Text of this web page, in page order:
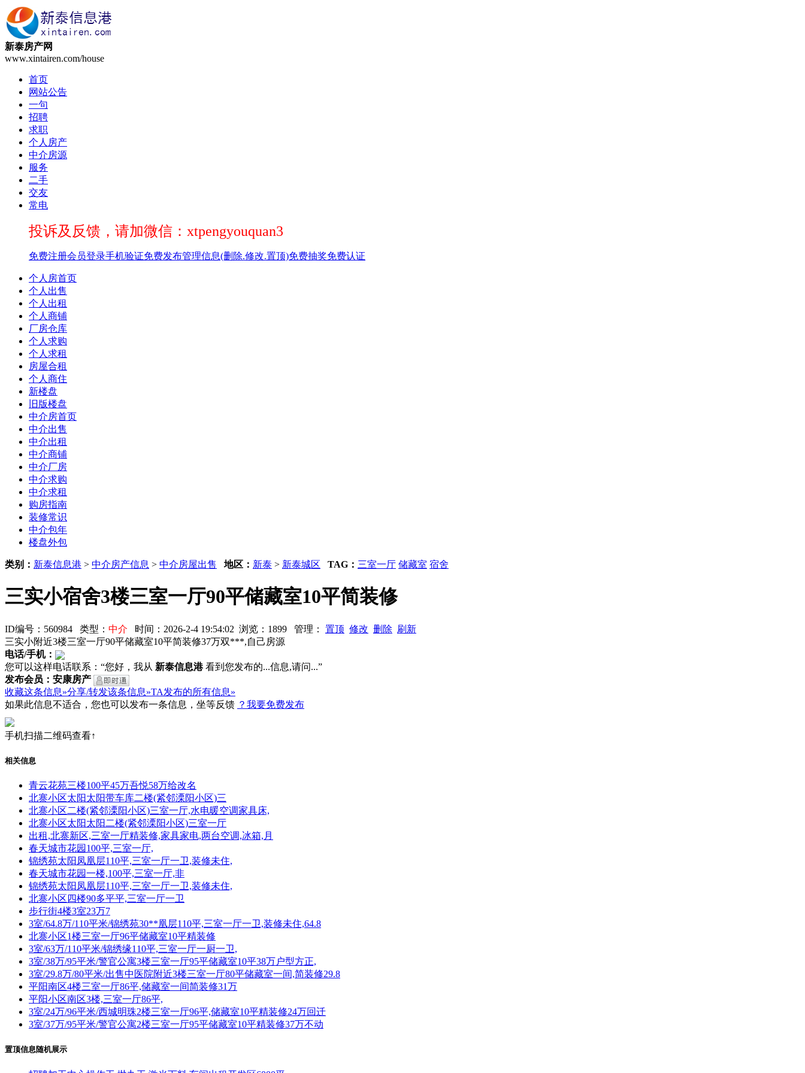
新泰房产网
www.xintairen.com/house
首页
网站公告
一句
招聘
求职
个人房产
中介房源
服务
二手
交友
常电
投诉及反馈，请加微信：xtpengyouquan3
免费注册会员登录手机验证免费发布管理信息(删除.修改.置顶)免费抽奖免费认证
个人房首页
个人出售
个人出租
个人商铺
厂房仓库
个人求购
个人求租
房屋合租
个人商住
新楼盘
旧版楼盘
中介房首页
中介出售
中介出租
中介商铺
中介厂房
中介求购
中介求租
购房指南
装修常识
中介包年
楼盘外包
类别： 新泰信息港 > 中介房产信息 > 中介房屋出售 地区： 新泰 > 新泰城区 TAG： 三室一厅 储藏室 宿舍
三实小宿舍3楼三室一厅90平储藏室10平简装修
ID编号：560984 类型： 中介 时间：2026-2-4 19:54:02 浏览：1899 管理： 置顶 修改 删除 刷新
三实小附近3楼三室一厅90平储藏室10平简装修37万双***,自己房源
电话/手机：
您可以这样电话联系：“您好，我从 新泰信息港看到您发布的...信息,请问...”
发布会员：安康房产
收藏这条信息»分享/转发该条信息»TA发布的所有信息»
如果此信息不适合，您也可以发布一条信息，坐等反馈 ？我要免费发布
手机扫描二维码查看↑
相关信息
青云花苑三楼100平45万吾悦58万给改名
北寨小区太阳太阳带车库二楼(紧邻溧阳小区)三
北寨小区二楼(紧邻溧阳小区)三室一厅,水电暖空调家具床,
北寨小区太阳太阳二楼(紧邻溧阳小区)三室一厅
出租,北寨新区,三室一厅精装修,家具家电,两台空调,冰箱,月
春天城市花园100平,三室一厅,
锦绣苑太阳凤凰层110平,三室一厅一卫,装修未住,
春天城市花园一楼,100平,三室一厅,非
锦绣苑太阳凤凰层110平,三室一厅一卫,装修未住,
北寨小区四楼90多平平,三室一厅一卫
步行街4楼3室23万7
3室/64.8万/110平米/锦绣苑30**凰层110平,三室一厅一卫,装修未住,64.8
北寨小区1楼三室一厅96平储藏室10平精装修
3室/63万/110平米/锦绣缘110平,三室一厅一厨一卫,
3室/38万/95平米/警官公寓3楼三室一厅95平储藏室10平38万户型方正,
3室/29.8万/80平米/出售中医院附近3楼三室一厅80平储藏室一间,简装修29.8
平阳南区4楼三室一厅86平,储藏室一间简装修31万
平阳小区南区3楼,三室一厅86平,
3室/24万/96平米/西城明珠2楼三室一厅96平,储藏室10平精装修24万回迁
3室/37万/95平米/警官公寓2楼三室一厅95平储藏室10平精装修37万不动
置顶信息随机展示